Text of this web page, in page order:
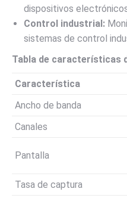
dispositivos
Control industrial:
sistemas de control
Tabla de características
Característica
Ancho de banda
Canales
Pantalla
Tasa de captura